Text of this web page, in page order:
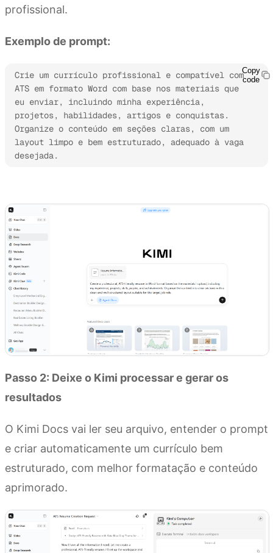
profissional.
Exemplo de prompt:
Crie um currículo profissional e compatível com
ATS em formato Word com base nos materiais que
eu enviar, incluindo minha experiência,
projetos, habilidades, artigos e conquistas.
Organize o conteúdo em seções claras, com um
layout limpo e bem estruturado, adequado à vaga
desejada.
Copy
code
Passo 2: Deixe o Kimi processar e gerar os
resultados
O Kimi Docs vai ler seu arquivo, entender o prompt
e criar automaticamente um currículo bem
estruturado, com melhor formatação e conteúdo
aprimorado.